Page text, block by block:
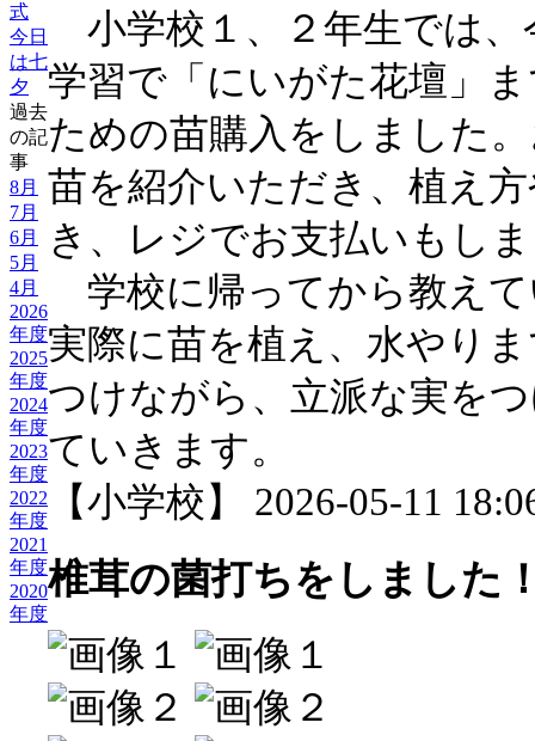
式
今日
は七
夕
過去
の記
事
8月
7月
6月
5月
4月
2026
年度
2025
年度
2024
年度
2023
年度
2022
年度
2021
年度
2020
年度
小学校１、２年生では、
学習で「にいがた花壇」
ための苗購入をしました
苗を紹介いただき、植え
き、レジでお支払いもし
学校に帰ってから教え
実際に苗を植え、水やり
つけながら、立派な実を
ていきます。
【小学校】 2026-05-11
椎茸の菌打ちをしました